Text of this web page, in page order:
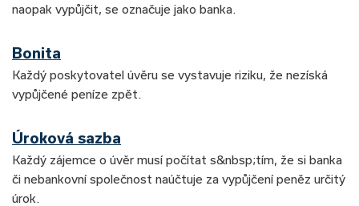
naopak vypůjčit, se označuje jako banka.
Bonita
Každý poskytovatel úvěru se vystavuje riziku, že nezíská
vypůjčené peníze zpět.
Úroková sazba
Každý zájemce o úvěr musí počítat s&nbsp;tím, že si banka
či nebankovní společnost naúčtuje za vypůjčení peněz určitý
úrok.